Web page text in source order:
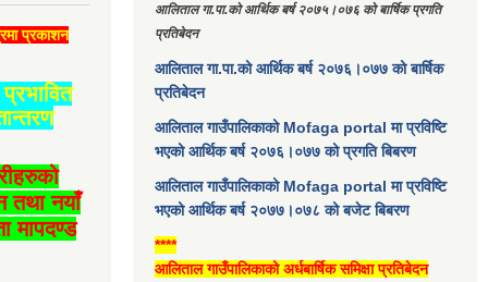
प्रकाशन
तथा नयाँ
मापदण्ड
आलिताल गा.पा.को आर्थिक बर्ष २०७५।०७६ को बार्षिक प्रगति
प्रतिबेदन
आलिताल गा.पा.को आर्थिक बर्ष २०७६।०७७ को बार्षिक
प्रतिबेदन
आलिताल गाउँपालिकाको Mofaga portal मा प्रविष्टि
भएको आर्थिक बर्ष २०७६।०७७ को प्रगति बिबरण
आलिताल गाउँपालिकाको Mofaga portal मा प्रविष्टि
भएको आर्थिक बर्ष २०७७।०७८ को बजेट बिबरण
****
आलिताल गाउँपालिकाको अर्धबार्षिक समिक्षा प्रतिबेदन